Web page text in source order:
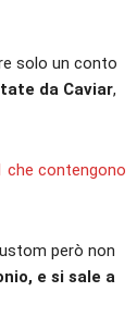
solo un conto
da Caviar,
che contengono
però non
e si sale a